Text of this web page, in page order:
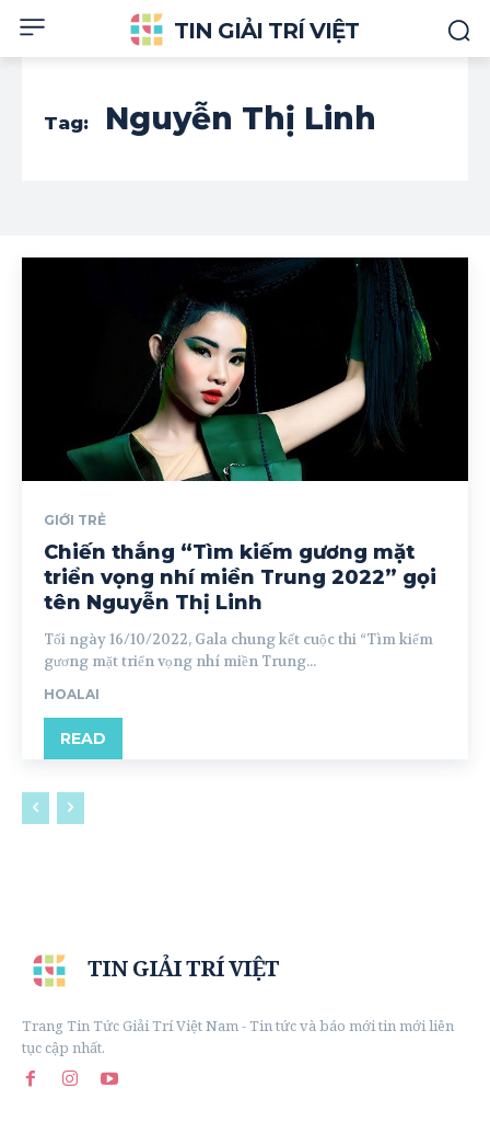
TIN GIẢI TRÍ VIỆT
Tag: Nguyễn Thị Linh
GIỚI TRẺ
Chiến thắng “Tìm kiếm gương mặt
triển vọng nhí miền Trung 2022” gọi
tên Nguyễn Thị Linh
Tối ngày 16/10/2022, Gala chung kết cuộc thi “Tìm kiếm
gương mặt triển vọng nhí miền Trung...
HOALAI
READ
TIN GIẢI TRÍ VIỆT
Trang Tin Tức Giải Trí Việt Nam - Tin tức và báo mới tin mới liên
tục cập nhất.